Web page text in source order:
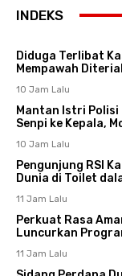
INDEKS
Diduga Terlibat
Mempawah
10 Jam Lalu
Mantan Istri Polisi
Senpi ke Kepala,
10 Jam Lalu
Pengunjung RSI
Dunia di Toilet
11 Jam Lalu
Perkuat Rasa
Luncurkan
11 Jam Lalu